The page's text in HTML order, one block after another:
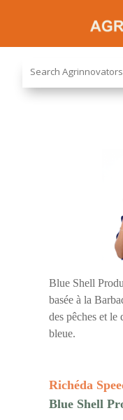
site...
Blue Shell
basée à la
des pêches et le
bleue.
Richéda
Blue Shell